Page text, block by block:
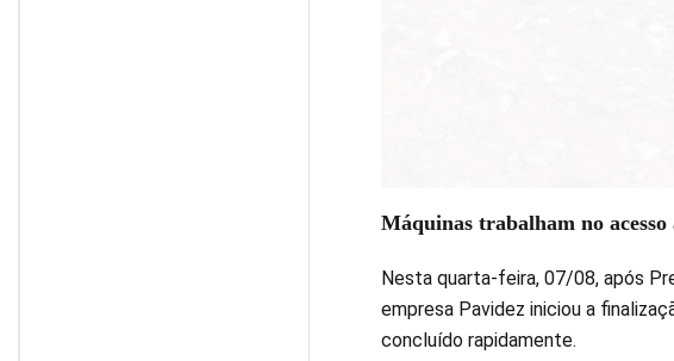
Máquinas trabalham no
Nesta quarta-feira, 07/08, após
empresa Pavidez iniciou a
concluído rapidamente.